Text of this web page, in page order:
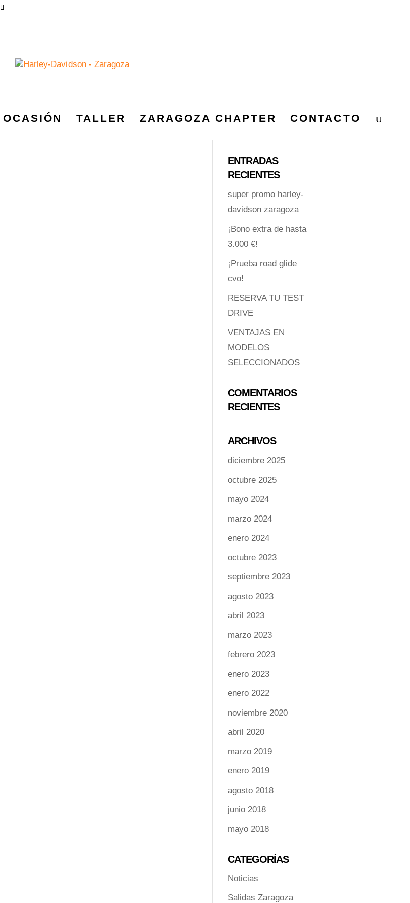
OCASIÓN TALLER ZARAGOZA CHAPTER CONTACTO
ENTRADAS
RECIENTES
super promo harley-
davidson zaragoza
¡Bono extra de hasta
3.000 €!
¡Prueba road glide
cvo!
RESERVA TU TEST
DRIVE
VENTAJAS EN
MODELOS
SELECCIONADOS
COMENTARIOS
RECIENTES
ARCHIVOS
diciembre 2025
octubre 2025
mayo 2024
marzo 2024
enero 2024
octubre 2023
septiembre 2023
agosto 2023
abril 2023
marzo 2023
febrero 2023
enero 2023
enero 2022
noviembre 2020
abril 2020
marzo 2019
enero 2019
agosto 2018
junio 2018
mayo 2018
CATEGORÍAS
Noticias
Salidas Zaragoza